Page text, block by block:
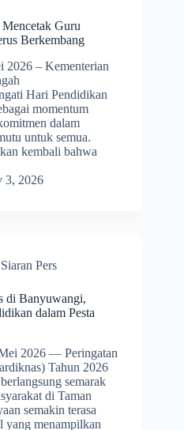
Guru
Berkembang
2026 – Kementerian
Hari Pendidikan
momentum
dalam
untuk semua.
kembali bahwa
3, 2026
Siaran Pers
di Banyuwangi,
dalam Pesta
2026 — Peringatan
Tahun 2026
semarak
di Taman
semakin terasa
yang menampilkan